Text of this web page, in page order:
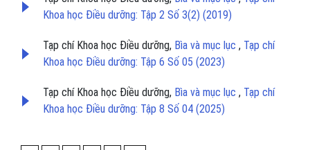
Khoa học Điều dưỡng: Tập 2 Số 3(2) (2019)
Tạp chí Khoa học Điều dưỡng, Bìa và mục lục , Tạp chí
Khoa học Điều dưỡng: Tập 6 Số 05 (2023)
Tạp chí Khoa học Điều dưỡng, Bìa và mục lục , Tạp chí
Khoa học Điều dưỡng: Tập 8 Số 04 (2025)